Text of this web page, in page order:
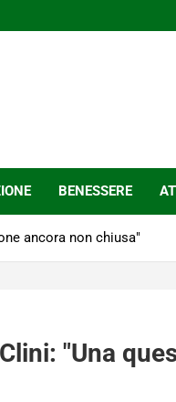
BENESSERE
ancora non chiusa"
"Una